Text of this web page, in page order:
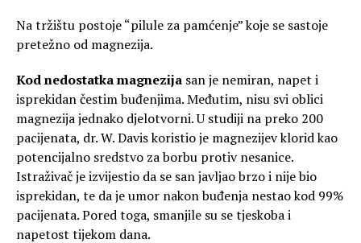
Na tržištu postoje “pilule za pamćenje” koje se sastoje
pretežno od magnezija.
Kod nedostatka magnezija san je nemiran, napet i
isprekidan čestim buđenjima. Međutim, nisu svi oblici
magnezija jednako djelotvorni. U studiji na preko 200
pacijenata, dr. W. Davis koristio je magnezijev klorid kao
potencijalno sredstvo za borbu protiv nesanice.
Istraživač je izvijestio da se san javljao brzo i nije bio
isprekidan, te da je umor nakon buđenja nestao kod 99%
pacijenata. Pored toga, smanjile su se tjeskoba i
napetost tijekom dana.